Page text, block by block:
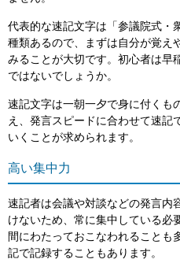
代表的な速記文字は「参議院式・
種類あるので、まずは自分が覚え
みることが大切です。初心者は早
ではないでしょうか。
速記文字は一朝一夕で身に付くも
え、発言スピードに合わせて速記
いくことが求められます。
高い集中力
速記者は会議や対談などの発言内
けないため、常に集中している必
間にわたっておこなわれることも
記で記録することもあります。